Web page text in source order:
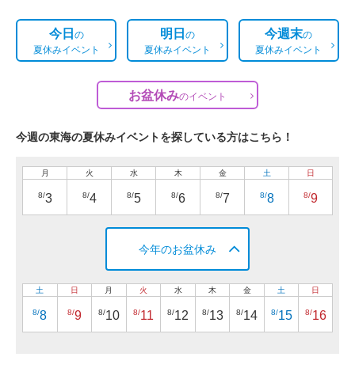
今日の
夏休みイベント
明日の
夏休みイベント
今週末の
夏休みイベント
お盆休みのイベント
今週の東海の夏休みイベントを探している方はこちら！
月
8/3
火
8/4
水
8/5
木
8/6
金
8/7
土
8/8
日
8/9
今年のお盆休み
土
8/8
日
8/9
月
8/10
火
8/11
水
8/12
木
8/13
金
8/14
土
8/15
日
8/16